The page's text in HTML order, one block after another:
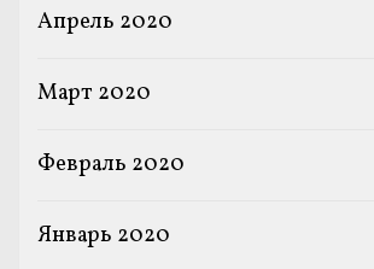
Апрель 2020
Март 2020
Февраль 2020
Январь 2020